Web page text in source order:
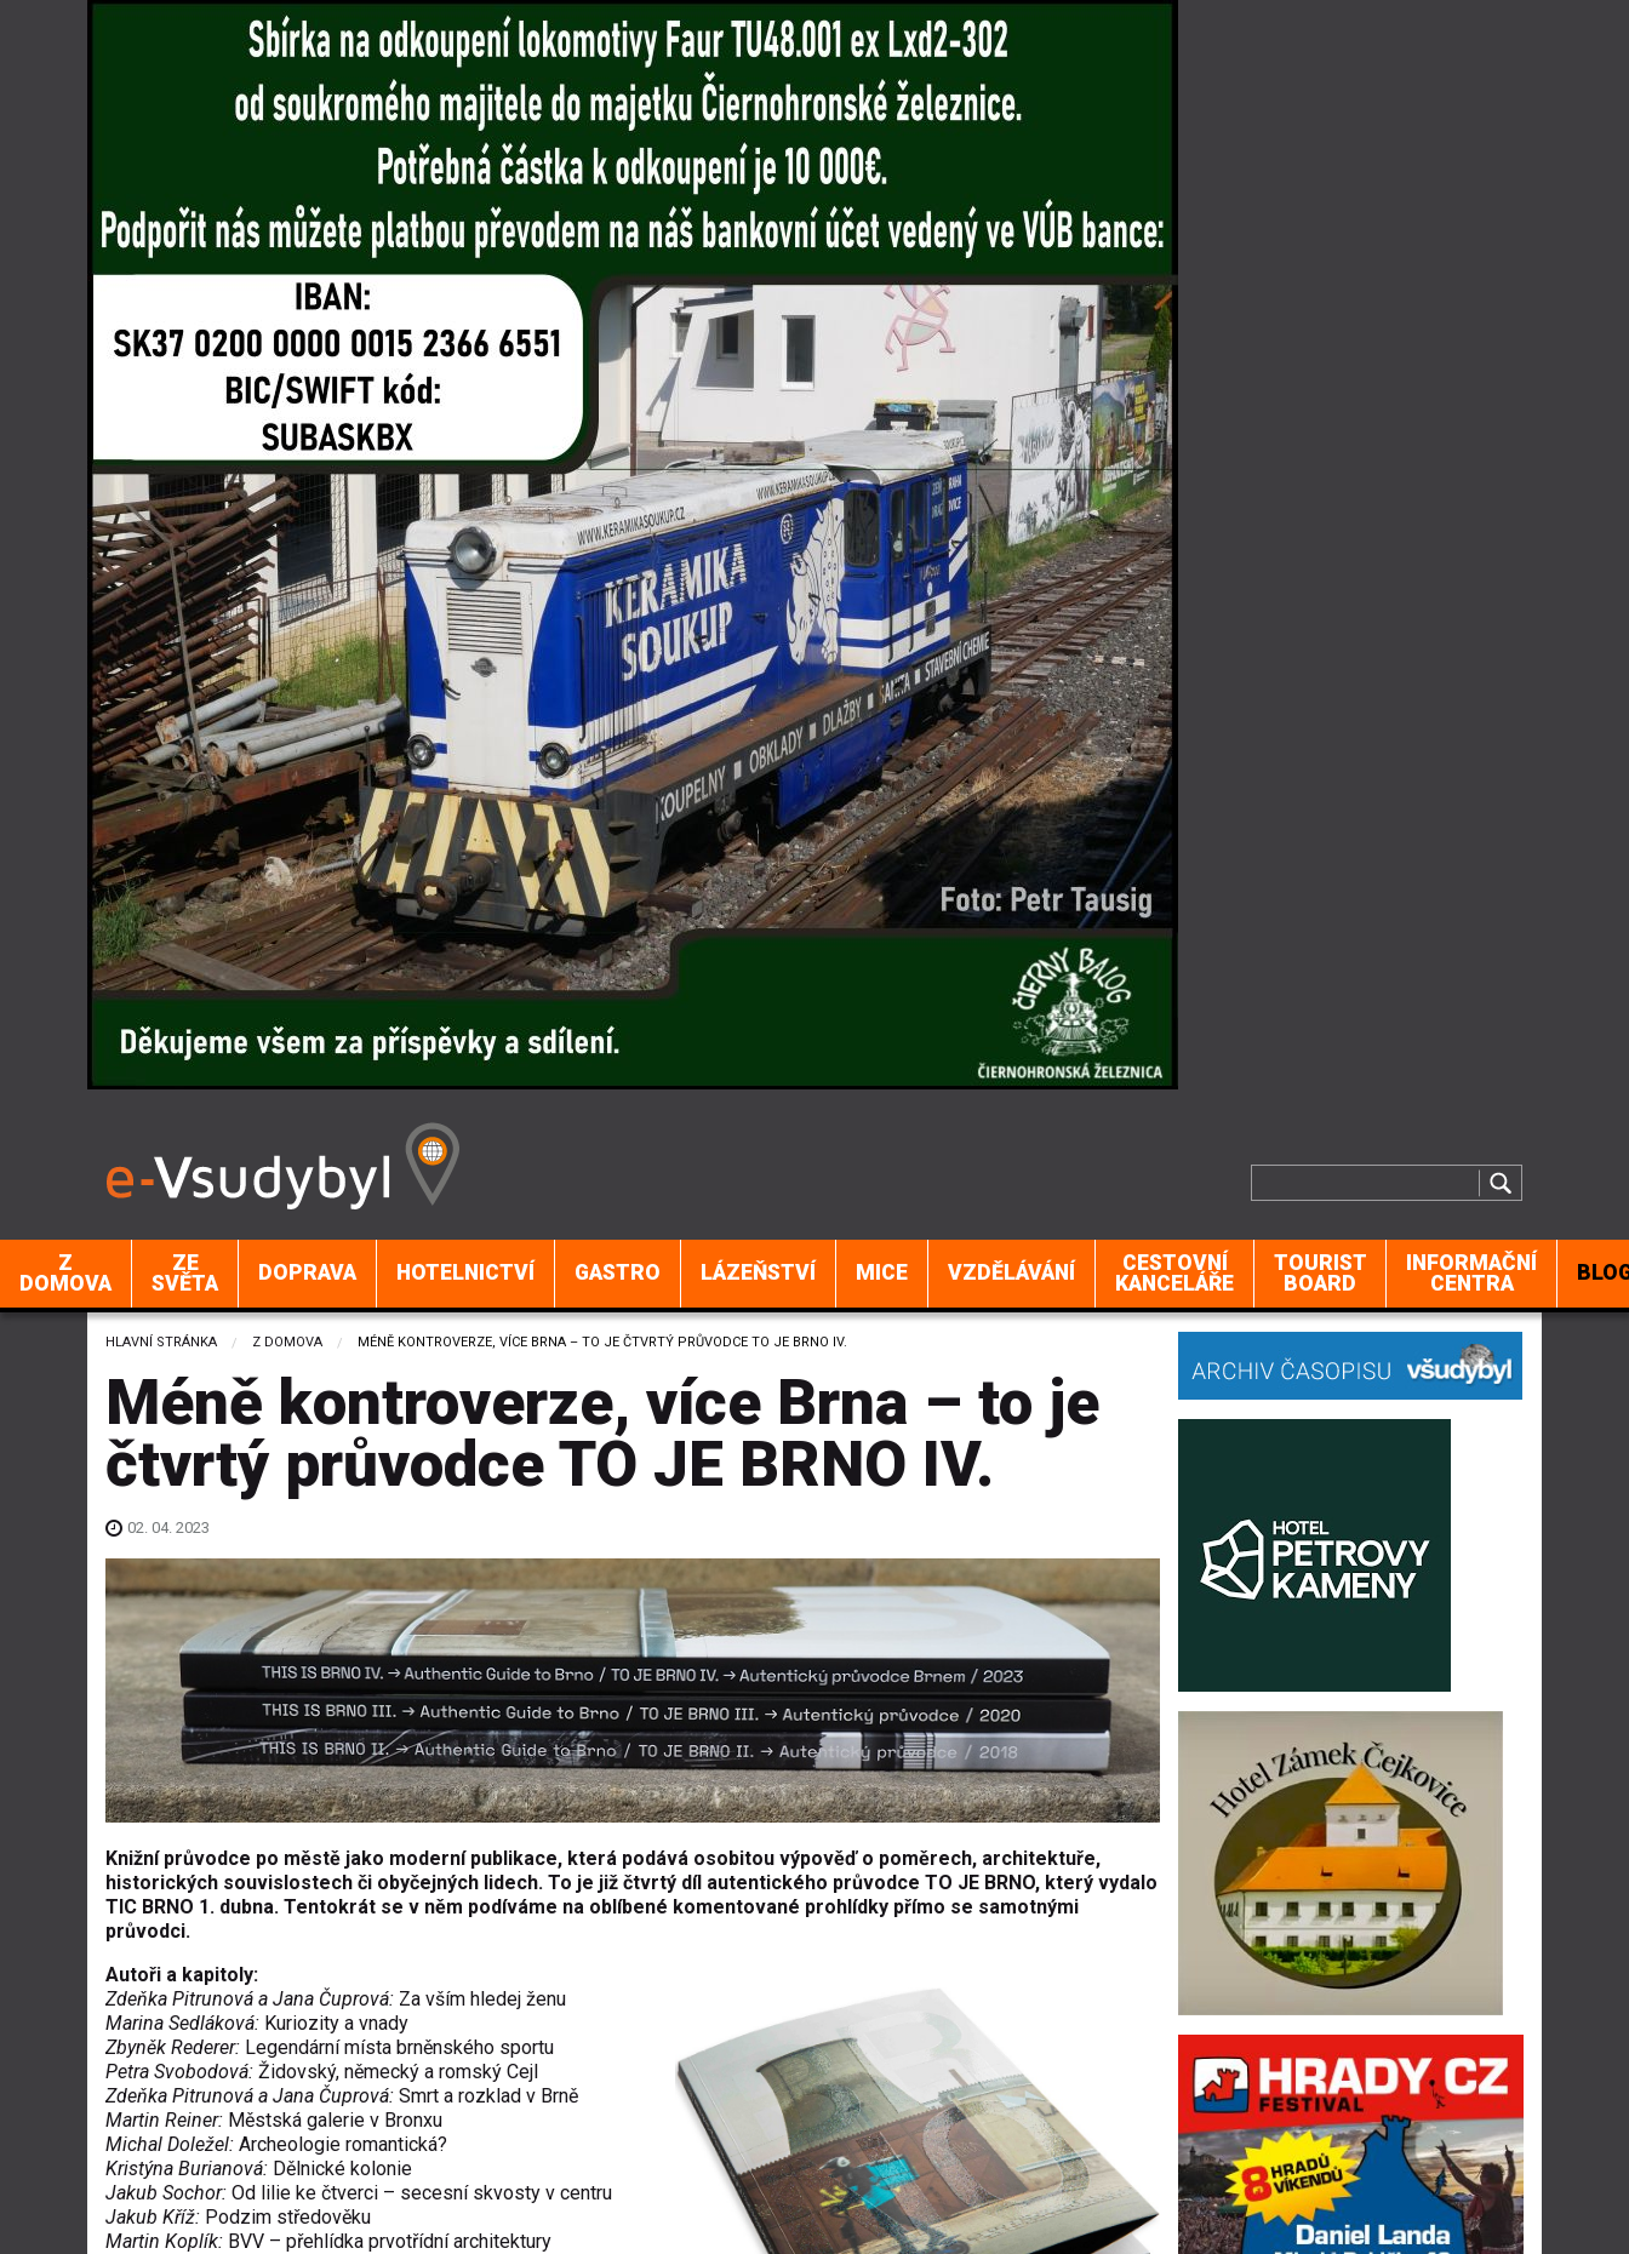
Z
DOMOVA
ZE
SVĚTA
DOPRAVA HOTELNICTVÍ GASTRO LÁZEŇSTVÍ MICE VZDĚLÁVÁNÍ
CESTOVNÍ
KANCELÁŘE
TOURIST
BOARD
INFORMAČNÍ
CENTRA
HLAVNÍ STRÁNKA Z DOMOVA CURRENT:
MÉNĚ KONTROVERZE, VÍCE BRNA – TO JE ČTVRTÝ PRŮVODCE TO JE BRNO IV.
Méně kontroverze, více Brna – to je
čtvrtý průvodce TO JE BRNO IV.
02. 04. 2023
Knižní průvodce po městě jako moderní publikace, která podává osobitou výpověď o poměrech, architektuře,
historických souvislostech či obyčejných lidech. To je již čtvrtý díl autentického průvodce TO JE BRNO, který vydalo
TIC BRNO 1. dubna. Tentokrát se v něm podíváme na oblíbené komentované prohlídky přímo se samotnými
průvodci.
Autoři a kapitoly:
Zdeňka Pitrunová a Jana Čuprová: Za vším hledej ženu
Marina Sedláková: Kuriozity a vnady
Zbyněk Rederer: Legendární místa brněnského sportu
Petra Svobodová: Židovský, německý a romský Cejl
Zdeňka Pitrunová a Jana Čuprová: Smrt a rozklad v Brně
Martin Reiner: Městská galerie v Bronxu
Michal Doležel: Archeologie romantická?
Kristýna Burianová: Dělnické kolonie
Jakub Sochor: Od lilie ke čtverci – secesní skvosty v centru
Jakub Kříž: Podzim středověku
Martin Koplík: BVV – přehlídka prvotřídní architektury